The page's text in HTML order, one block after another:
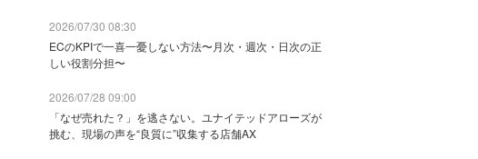
2026/07/30 08:30
ECのKPIで一喜一憂しない方法〜月次・週次・日次の正
しい役割分担〜
2026/07/28 09:00
「なぜ売れた？」を逃さない。ユナイテッドアローズが
挑む、現場の声を“良質に”収集する店舗AX